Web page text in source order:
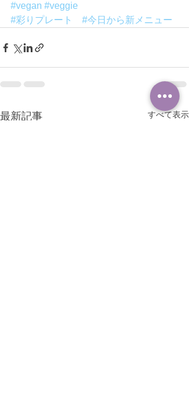
#vegan #veggie
#彩りプレート
#今日から新メニュー
最新記事 すべて表示